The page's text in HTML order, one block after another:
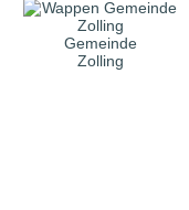
Gemeinde
Zolling